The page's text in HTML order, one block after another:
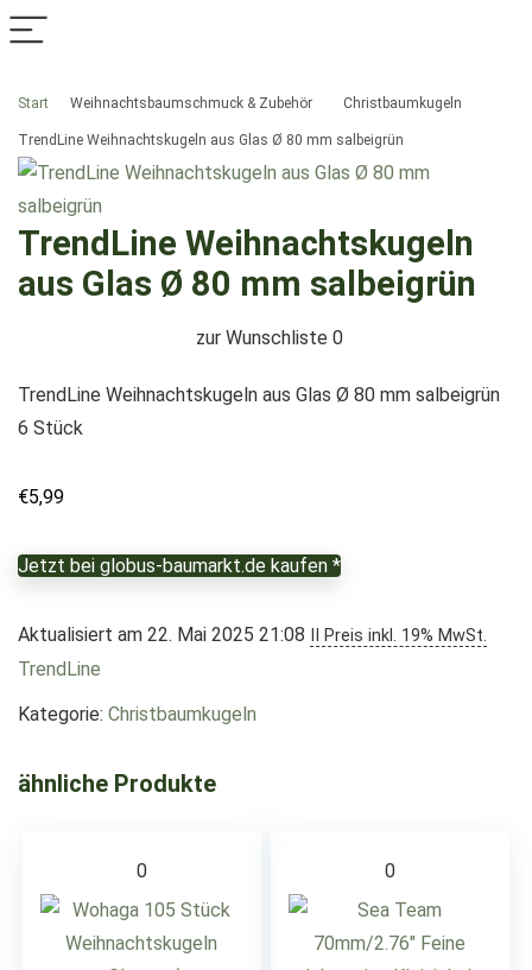
Start Weihnachtsbaumschmuck & Zubehör Christbaumkugeln
TrendLine Weihnachtskugeln aus Glas Ø 80 mm salbeigrün
TrendLine Weihnachtskugeln
aus Glas Ø 80 mm salbeigrün
zur Wunschliste 0
TrendLine Weihnachtskugeln aus Glas Ø 80 mm salbeigrün
6 Stück
€5,99
Jetzt bei globus-baumarkt.de kaufen *
Aktualisiert am 22. Mai 2025 21:08 II Preis inkl. 19% MwSt.
TrendLine
Kategorie: Christbaumkugeln
ähnliche Produkte
0 0